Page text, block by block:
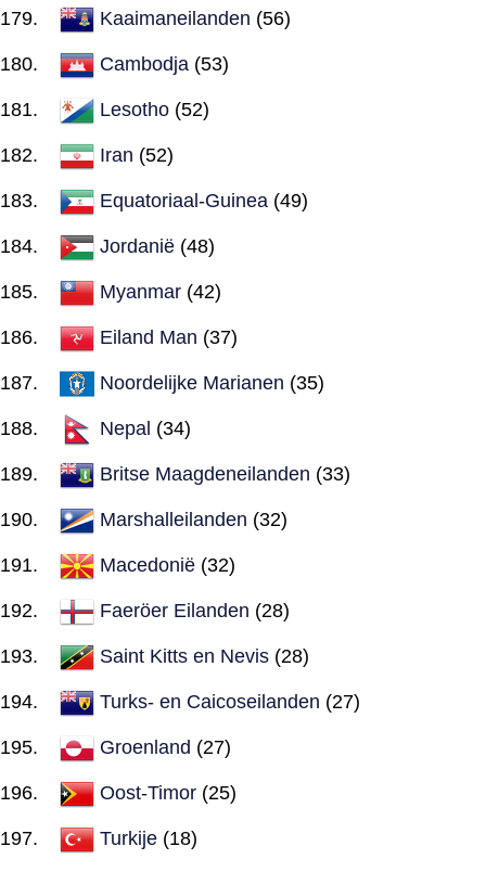
Kaaimaneilanden (56)
Cambodja (53)
Lesotho (52)
Iran (52)
Equatoriaal-Guinea (49)
Jordanië (48)
Myanmar (42)
Eiland Man (37)
Noordelijke Marianen (35)
Nepal (34)
Britse Maagdeneilanden (33)
Marshalleilanden (32)
Macedonië (32)
Faeröer Eilanden (28)
Saint Kitts en Nevis (28)
Turks- en Caicoseilanden (27)
Groenland (27)
Oost-Timor (25)
Turkije (18)